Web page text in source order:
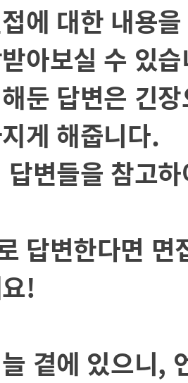
에 대한 내용
아보실 수 있
둔 답변은 긴
게 해줍니다.
변들을 참고
답변한다면
!
곁에 있으니,